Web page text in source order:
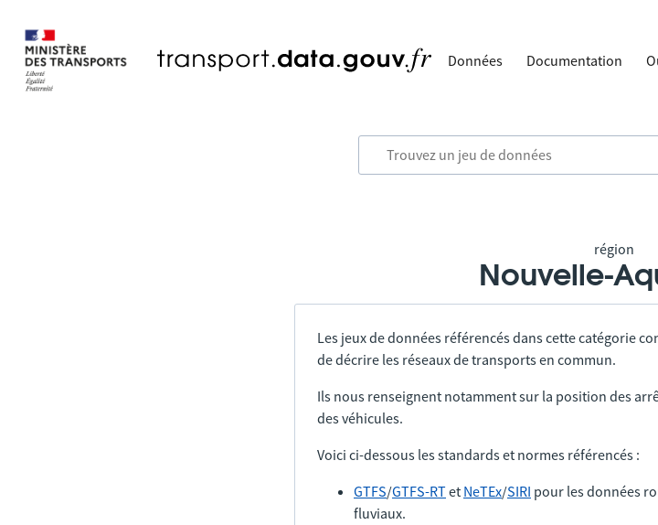
Données Documentation
région
Nouvelle-
Les jeux de données référencés dans cette catégorie
de décrire les réseaux de transports en commun.
Ils nous renseignent notamment sur la position des
des véhicules.
Voici ci-dessous les standards et normes référencés :
GTFS/GTFS-RTet NeTEx/SIRI pour les données
fluviaux.